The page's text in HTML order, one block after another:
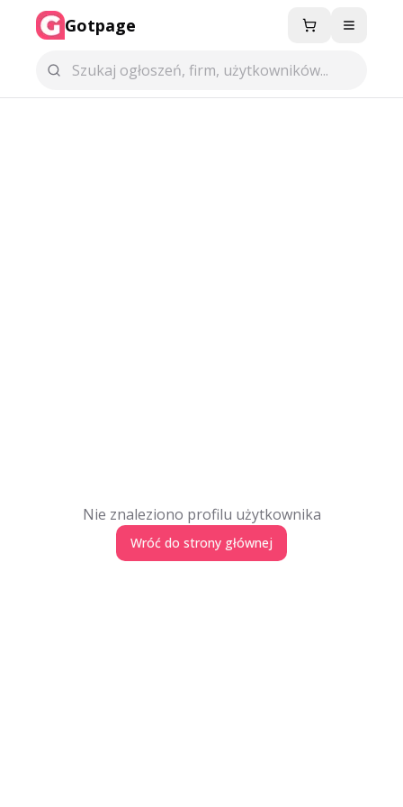
Gotpage Menu
Nie znaleziono profilu użytkownika
Wróć do strony głównej